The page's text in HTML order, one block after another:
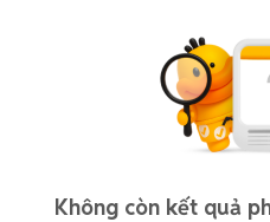
Không còn kết quả